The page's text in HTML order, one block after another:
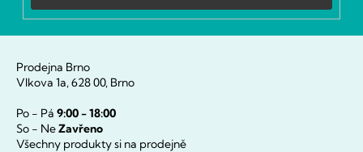
Prodejna Brno
Vlkova 1a, 628 00, Brno
Po - Pá 9:00 - 18:00
So - NeZavřeno
Všechny produkty si na prodejně